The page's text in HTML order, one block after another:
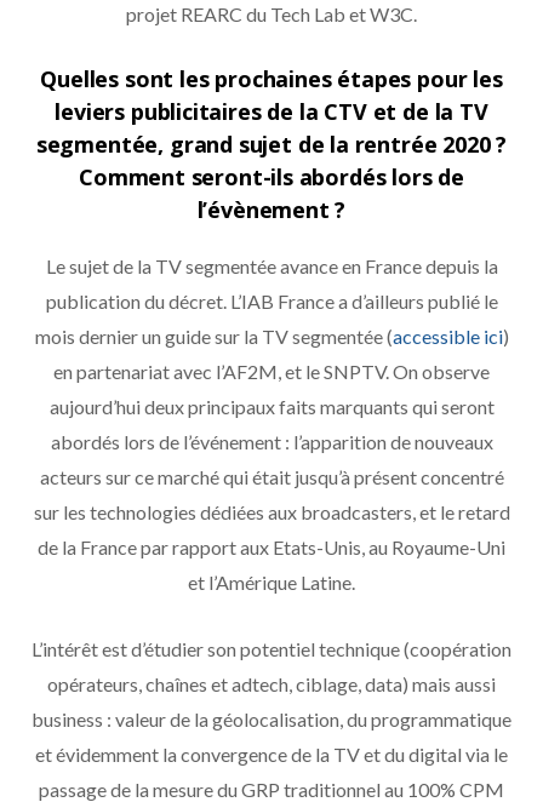
projet REARC du Tech Lab et W3C.
Quelles sont les prochaines étapes pour les
leviers publicitaires de la CTV et de la TV
segmentée, grand sujet de la rentrée 2020 ?
Comment seront-ils abordés lors de
l’évènement ?
Le sujet de la TV segmentée avance en France depuis la
publication du décret. L’IAB France a d’ailleurs publié le
mois dernier un guide sur la TV segmentée (accessible ici)
en partenariat avec l’AF2M, et le SNPTV. On observe
aujourd’hui deux principaux faits marquants qui seront
abordés lors de l’événement : l’apparition de nouveaux
acteurs sur ce marché qui était jusqu’à présent concentré
sur les technologies dédiées aux broadcasters, et le retard
de la France par rapport aux Etats-Unis, au Royaume-Uni
et l’Amérique Latine.
L’intérêt est d’étudier son potentiel technique (coopération
opérateurs, chaînes et adtech, ciblage, data) mais aussi
business : valeur de la géolocalisation, du programmatique
et évidemment la convergence de la TV et du digital via le
passage de la mesure du GRP traditionnel au 100% CPM